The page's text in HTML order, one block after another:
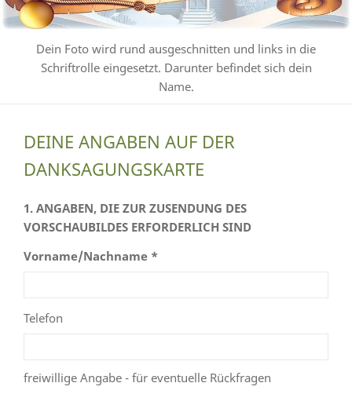
Dein Foto wird rund ausgeschnitten und links in die
Schriftrolle eingesetzt. Darunter befindet sich dein
Name.
DEINE ANGABEN AUF DER
DANKSAGUNGSKARTE
1. ANGABEN, DIE ZUR ZUSENDUNG DES
VORSCHAUBILDES ERFORDERLICH SIND
Vorname/Nachname *
Telefon
freiwillige Angabe - für eventuelle Rückfragen